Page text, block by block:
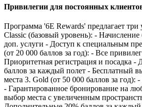
Привилегии для постоянных
Программа '6E Rewards' предлагает три
Classic (базовый уровень): - Начисление
доп. услуги - Доступ к специальным
(от 20 000 баллов за год): - Все
Приоритетная регистрация и посадка -
баллов за каждый полет - Бесплатный
места 3. Gold (от 50 000 баллов за год):
- Гарантированное бронирование на
выбор места с увеличенным